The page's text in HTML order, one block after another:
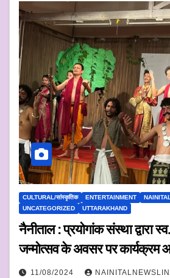
CULTURAL/सांस्कृतिक ENTERTAINMENT NAINITAL
UNCATEGORIZED
UTTARAKHAND
नैनीताल : प्रयोगांक संस्था द्वारा
जन्मोत्सव के अवसर पर कार्यक्रम
11/08/2024